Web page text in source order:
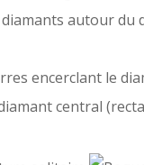
autour
encerclant le
central